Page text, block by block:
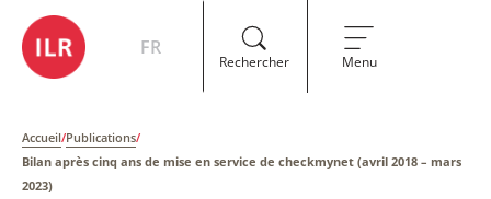
FR
Rechercher Menu
Accueil/Publications/
Bilan après cinq ans de mise en service de checkmynet​​ (avril 2018 – mars
2023​​)